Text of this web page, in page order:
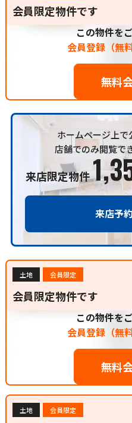
会員限定物件です
この物件を
会員登録（無料
無料
ホームページ上
店舗でのみ閲覧で
来店限定物件
来店予
土地 会員限定
会員限定物件です
この物件を
会員登録（無料
無料
土地 会員限定